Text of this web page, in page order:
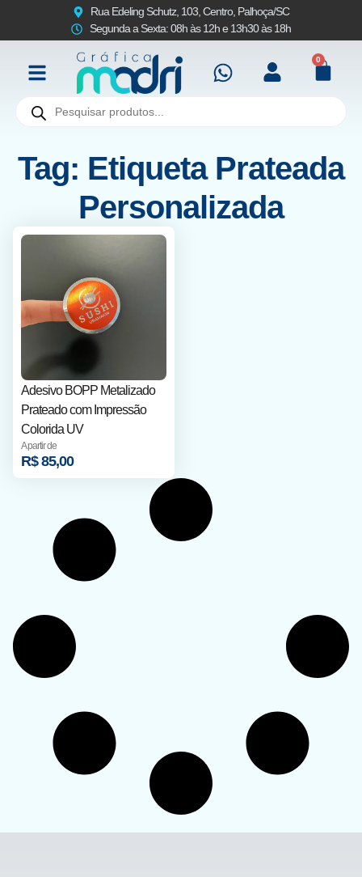
Rua Edeling Schutz, 103, Centro, Palhoça/SC
Segunda a Sexta: 08h às 12h e 13h30 às 18h
0
Tag: Etiqueta Prateada
Personalizada
Adesivo BOPP Metalizado
Prateado com Impressão
Colorida UV
A partir de
R$85,00